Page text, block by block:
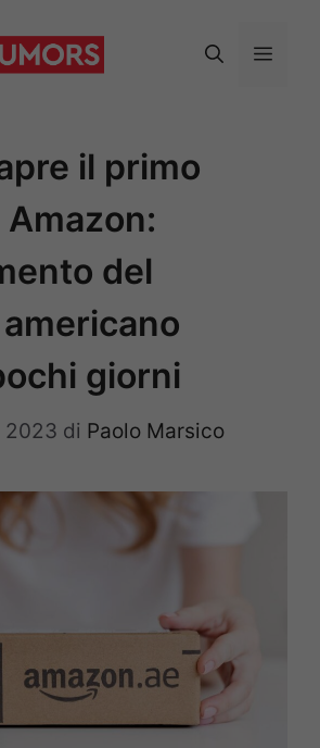
Menu
il primo
del
giorni
2023 di Paolo Marsico